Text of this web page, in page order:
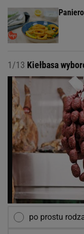
1/13 Kiełbasa
po prostu